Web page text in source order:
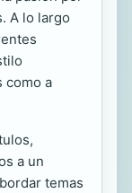
A lo largo
como a
a un
temas